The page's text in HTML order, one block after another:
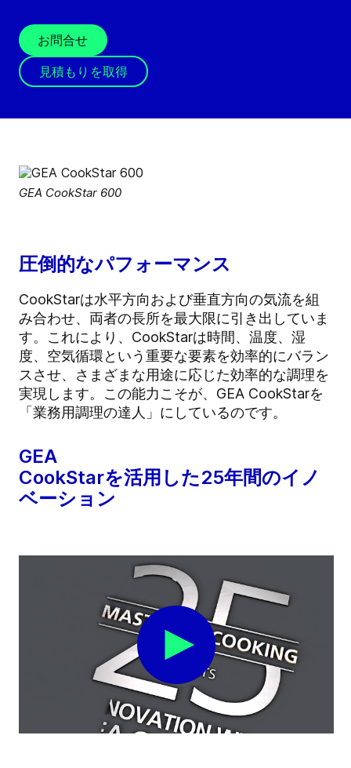
お問合せ
見積もりを取得
GEA CookStar 600
圧倒的なパフォーマンス
CookStarは水平方向および垂直方向の気流を組
み合わせ、両者の長所を最大限に引き出していま
す。これにより、CookStarは時間、温度、湿
度、空気循環という重要な要素を効率的にバラン
スさせ、さまざまな用途に応じた効率的な調理を
実現します。この能力こそが、GEA CookStarを
「業務用調理の達人」にしているのです。
GEA
CookStarを活用した25年間のイノ
ベーション